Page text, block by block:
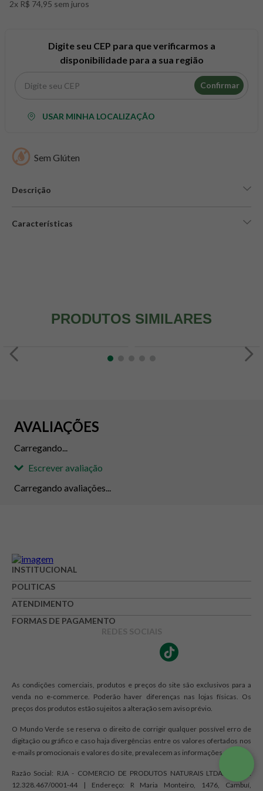
2x R$ 74,95 sem juros
Digite seu CEP para que verificarmos a
disponibilidade para a sua região
Confirmar
USAR MINHA LOCALIZAÇÃO
Sem Glúten
Descrição
Características
PRODUTOS SIMILARES
AVALIAÇÕES
Carregando...
Escrever avaliação
Avalie o produto de 1 até 5 estrelas
★★★
Seu nome
Carregando avaliações...
INSTITUCIONAL
POLITICAS
ATENDIMENTO
FORMAS DE PAGAMENTO
REDES SOCIAIS
As condições comerciais, produtos e preços do site são exclusivos para a
venda no e-commerce. Poderão haver diferenças nas lojas físicas. Os
preços dos produtos estão sujeitos a alteração sem aviso prévio.
O Mundo Verde se reserva o direito de corrigir qualquer possível erro de
digitação ou gráfico e caso haja divergências entre os valores ofertados nos
e-mails promocionais e valores do site, prevalecem as informações do site.
Razão Social: RJA - COMERCIO DE PRODUTOS NATURAIS LTDA. | CNPJ:
12.328.467/0001-44 | Endereço: R Maria Monteiro, 1476, Cambuí,
8º snack proteico mundo verde
creatina mundo verde